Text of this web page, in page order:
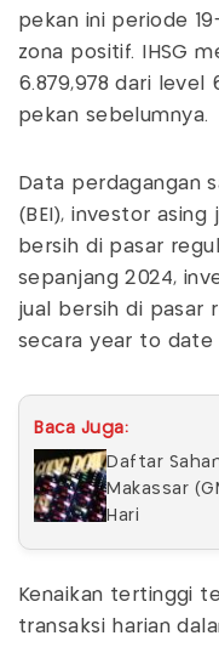
pekan ini periode
zona positif. IHSG
6.879,978 dari level
pekan sebelumnya.
Data perdagangan
(BEI), investor
bersih di pasar
sepanjang 2024,
jual bersih di pasar
secara year to date
Baca Juga:
Daftar
Makassar
Hari
Kenaikan tertinggi
transaksi harian